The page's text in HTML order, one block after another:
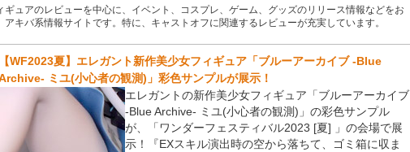
ギュアのレビューを中心に、イベント、コスプレ、ゲーム、グッズのリリース情報などをお
アキバ系情報サイトです。特に、キャストオフに関連するレビューが充実しています。
WF2023夏】エレガント新作美少女フィギュア「ブルーアーカイブ -Blue
ミユ(小心者の観測)」彩色サンプルが展示！
エレガントの新作美少女フィギュア「ブルーアーカイブ
-Blue Archive- ミユ(小心者の観測)」の彩色サンプル
が、「ワンダーフェスティバル2023 [夏] 」の会場で展
示！『EXスキル演出時の空から落ちて、ゴミ箱に収ま